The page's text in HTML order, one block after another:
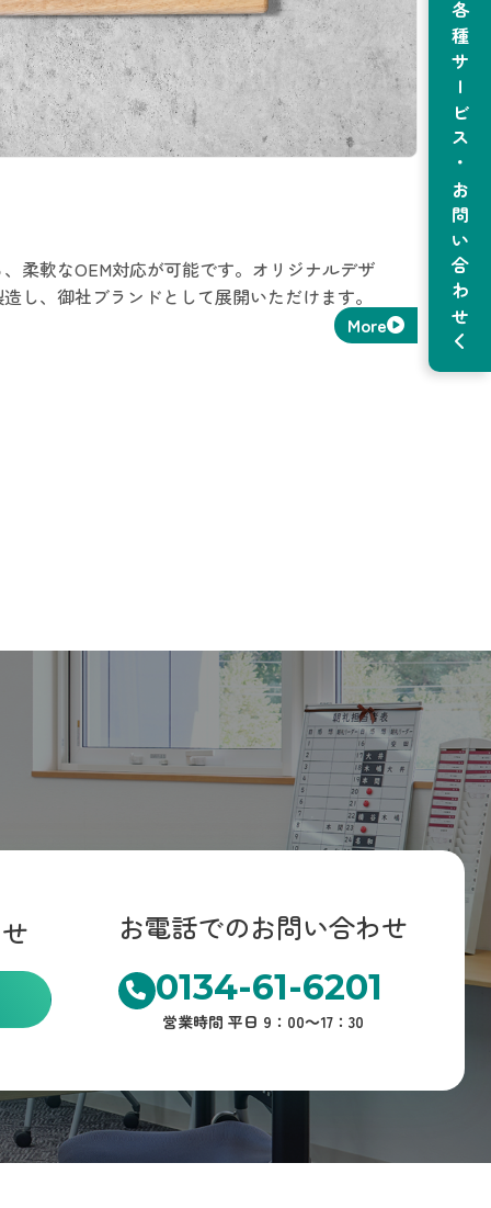
柔軟なOEM対応が可能です。オリジナルデザ
し、御社ブランドとして展開いただけます。
More
お電話でのお問い合わせ
0134-61-6201
営業時間 平日 9：00～17：30
各種サービス・お問い合わせ